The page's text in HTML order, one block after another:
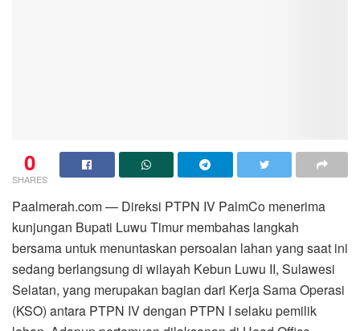
0
SHARES
Paalmerah.com — Direksi PTPN IV PalmCo menerima
kunjungan Bupati Luwu Timur membahas langkah
bersama untuk menuntaskan persoalan lahan yang saat ini
sedang berlangsung di wilayah Kebun Luwu II, Sulawesi
Selatan, yang merupakan bagian dari Kerja Sama Operasi
(KSO) antara PTPN IV dengan PTPN I selaku pemilik